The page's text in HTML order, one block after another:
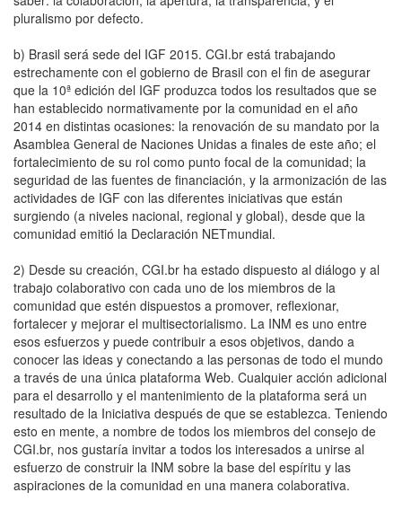
pluralismo por defecto.
b) Brasil será sede del IGF 2015. CGI.br está trabajando
estrechamente con el gobierno de Brasil con el fin de asegurar
que la 10ª edición del IGF produzca todos los resultados que se
han establecido normativamente por la comunidad en el año
2014 en distintas ocasiones: la renovación de su mandato por la
Asamblea General de Naciones Unidas a finales de este año; el
fortalecimiento de su rol como punto focal de la comunidad; la
seguridad de las fuentes de financiación, y la armonización de las
actividades de IGF con las diferentes iniciativas que están
surgiendo (a niveles nacional, regional y global), desde que la
comunidad emitió la Declaración NETmundial.
2) Desde su creación, CGI.br ha estado dispuesto al diálogo y al
trabajo colaborativo con cada uno de los miembros de la
comunidad que estén dispuestos a promover, reflexionar,
fortalecer y mejorar el multisectorialismo. La INM es uno entre
esos esfuerzos y puede contribuir a esos objetivos, dando a
conocer las ideas y conectando a las personas de todo el mundo
a través de una única plataforma Web. Cualquier acción adicional
para el desarrollo y el mantenimiento de la plataforma será un
resultado de la Iniciativa después de que se establezca. Teniendo
esto en mente, a nombre de todos los miembros del consejo de
CGI.br, nos gustaría invitar a todos los interesados a unirse al
esfuerzo de construir la INM sobre la base del espíritu y las
aspiraciones de la comunidad en una manera colaborativa.